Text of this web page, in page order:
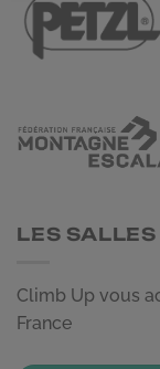
LES
Climb Up vous
France